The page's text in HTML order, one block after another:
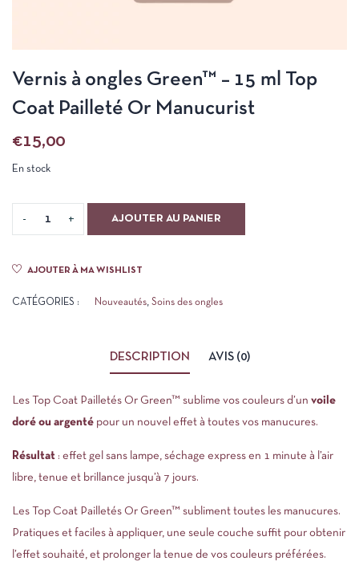
Vernis à ongles Green™ – 15 ml Top
Coat Pailleté Or Manucurist
€15,00
En stock
AJOUTER AU PANIER
AJOUTER À MA WISHLIST
CATÉGORIES : Nouveautés, Soins des ongles
DESCRIPTION AVIS (0)
Les Top Coat Pailletés Or Green™ sublime vos couleurs d’un voile
doré ou argenté pour un nouvel effet à toutes vos manucures.
Résultat : effet gel sans lampe, séchage express en 1 minute à l’air
libre, tenue et brillance jusqu’à 7 jours.
Les Top Coat Pailletés Or Green™ subliment toutes les manucures.
Pratiques et faciles à appliquer, une seule couche suffit pour obtenir
l’effet souhaité, et prolonger la tenue de vos couleurs préférées.